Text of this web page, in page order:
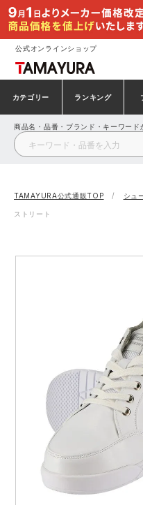
公式オンラインショップ
カテゴリー
安全靴・作業靴
アウトドア・スポーツ
ワークスーツ
コンプレッションウェ
ランキング
安全靴ランキング
安全靴スニーカーランキング
アウトドアウェアランキング
つなぎランキング
空調服ランキング
アシックス
プーマ
クロダルマ
おたふく手袋
建設・建築作業服
製造・工場作業服
配達・営業作業服
自動車整備士作業服
DIY・日曜大工作業服
商品名・品番・ブランド・キーワード
TAMAYURA公式通販TOP シュ
ストリート